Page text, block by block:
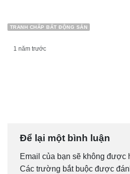
TRANH CHẤP BẤT ĐỘNG SẢN
1 năm trước
Để lại một bình luận
Email của bạn sẽ không được
Các trường bắt buộc được